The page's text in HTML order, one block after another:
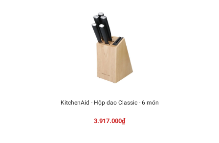
KitchenAid - Hộp dao Classic - 6 món
3.917.000₫